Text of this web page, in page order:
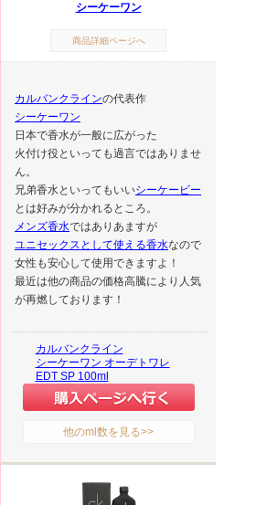
シーケーワン
商品詳細ページへ
カルバンクラインの代表作
シーケーワン
日本で香水が一般に広がった
火付け役といっても過言ではありませ
ん。
兄弟香水といってもいいシーケービー
とは好みが分かれるところ。
メンズ香水ではありあますが
ユニセックスとして使える香水なので
女性も安心して使用できますよ！
最近は他の商品の価格高騰により人気
が再燃しております！
カルバンクライン
シーケーワン オーデトワレ
EDT SP 100ml
他のml数を見る>>